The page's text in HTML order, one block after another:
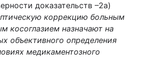
доказательств –2а)
коррекцию больным
косоглазием назначают на
объективного определения
медикаментозного